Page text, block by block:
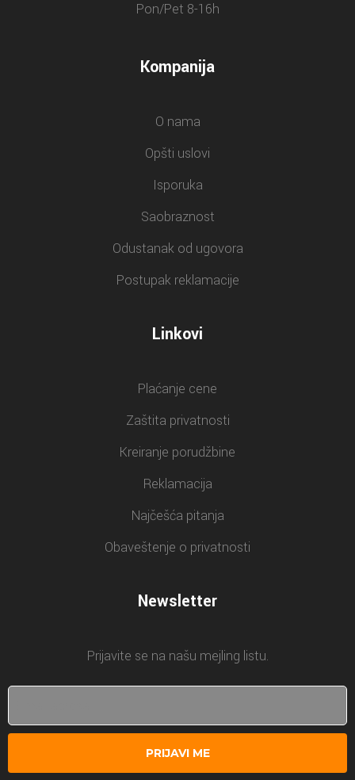
Pon/Pet 8-16h
Kompanija
O nama
Opšti uslovi
Isporuka
Saobraznost
Odustanak od ugovora
Postupak reklamacije
Linkovi
Plaćanje cene
Zaštita privatnosti
Kreiranje porudžbine
Reklamacija
Najčešća pitanja
Obaveštenje o privatnosti
Newsletter
Prijavite se na našu mejling listu.
PRIJAVI ME